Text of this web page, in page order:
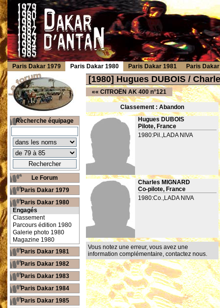
[1980] Hugues DUBOIS /
«« CITROËN AK 400 n°121
Classement : Abandon
Hugues DUBOIS
Pilote, France
1980:Pil.,LADA NIVA
Charles MIGNARD
Co-pilote, France
1980:Co.,LADA NIVA
Vous notez une erreur, vous avez une
information complémentaire, contactez nous.
Recherche équipage
Le Forum
Paris Dakar 1979
Paris Dakar 1980
Engagés
Classement
Parcours édition 1980
Galerie photo 1980
Magazine 1980
Paris Dakar 1981
Paris Dakar 1982
Paris Dakar 1983
Paris Dakar 1984
Paris Dakar 1985
Paris Dakar 1979 Paris Dakar 1980 Paris Dakar 1981 Paris